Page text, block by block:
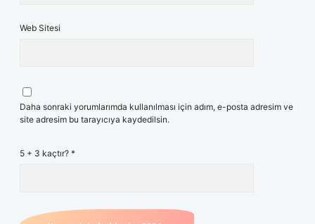
Web Sitesi
Daha sonraki yorumlarımda kullanılması için adım, e-posta adresim ve
site adresim bu tarayıcıya kaydedilsin.
5 + 3 kaçtır? *